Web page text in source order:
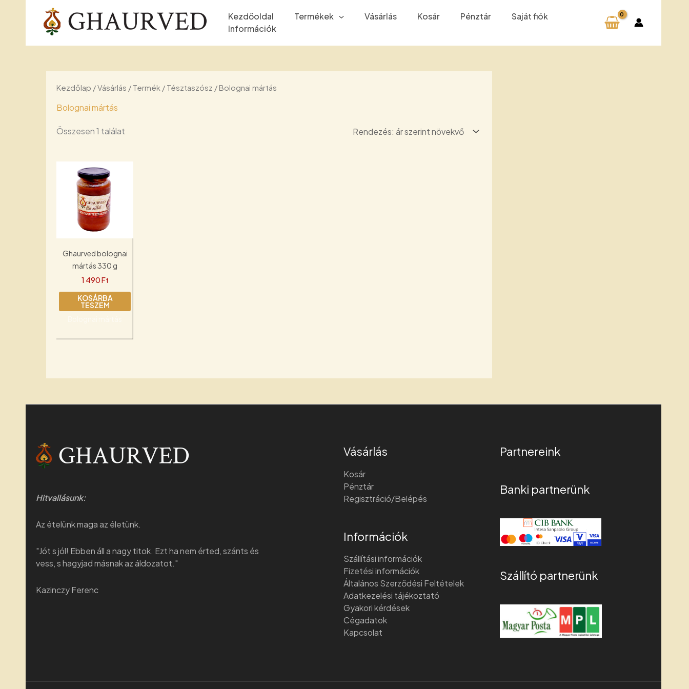
content
Kezdőoldal Termékek Vásárlás Kosár Pénztár
Saját fiók
Információk
Kezdőlap /Vásárlás / Termék / Tésztaszósz / Bolognai mártás
Bolognai mártás
Összesen 1 találat
Ghaurved bolognai
mártás 330 g
1 490Ft
KOSÁRBA
TESZEM
Hitvallásunk:
Az ételünk maga az életünk.
"Jót s jól! Ebben áll a nagy titok. Ezt ha nem érted, szánts és
vess, s hagyjad másnak az áldozatot."
Kazinczy Ferenc
Vásárlás
Kosár
Pénztár
Regisztráció/Belépés
Információk
Szállítási információk
Fizetési információk
Általános Szerződési Feltételek
Adatkezelési tájékoztató
Gyakori kérdések
Cégadatok
Kapcsolat
Partnereink
Banki partnerünk
Szállító partnerünk